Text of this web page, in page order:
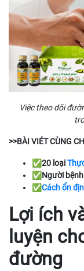
Việc theo dõi
>>BÀI VIÉT CÙNG
✅20 loại
✅Người bệnh
✅Cách ổn
Lợi ích
luyện
đường